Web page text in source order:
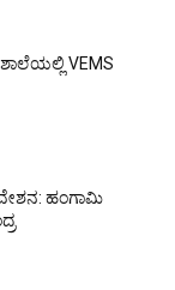
VEMS
ಹಂಗಾಮಿ